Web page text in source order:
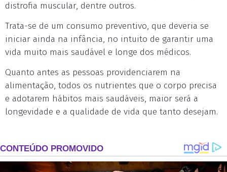
distrofia muscular, dentre outros.
Trata-se de um consumo preventivo, que deveria se
iniciar ainda na infância, no intuito de garantir uma
vida muito mais saudável e longe dos médicos.
Quanto antes as pessoas providenciarem na
alimentação, todos os nutrientes que o corpo precisa
e adotarem hábitos mais saudáveis, maior será a
longevidade e a qualidade de vida que tanto desejam.